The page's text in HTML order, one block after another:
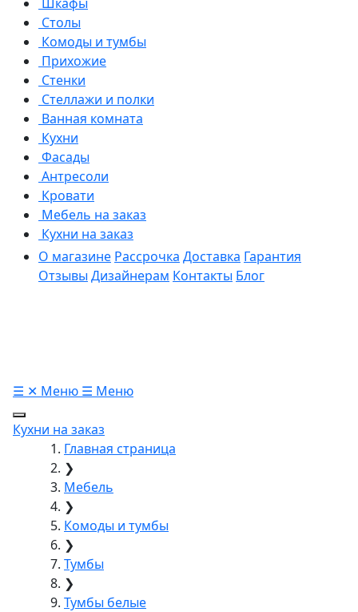
Столы
Комоды и тумбы
Прихожие
Стенки
Стеллажи и полки
Ванная комната
Кухни
Фасады
Антресоли
Кровати
Мебель на заказ
Кухни на заказ
О магазине Рассрочка Доставка Гарантия
Отзывы Дизайнерам Контакты Блог
☰ ✕ Меню ☰ Меню
Кухни на заказ
Главная страница
❯
Мебель
❯
Комоды и тумбы
❯
Тумбы
❯
Тумбы белые